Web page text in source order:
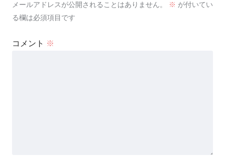
メールアドレスが公開されることはありません。 ※ が付いてい
る欄は必須項目です
コメント ※